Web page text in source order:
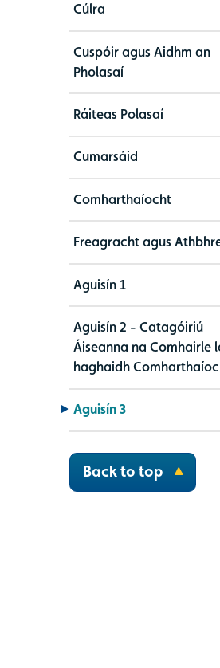
Cúlra
Cuspóir agus Aidhm an
Pholasaí
Ráiteas Polasaí
Cumarsáid
Comharthaíocht
Freagracht agus
Aguisín 1
Aguisín 2 - Catagóiriú
Áiseanna na Comhairle
haghaidh
Aguisín 3
Back to top